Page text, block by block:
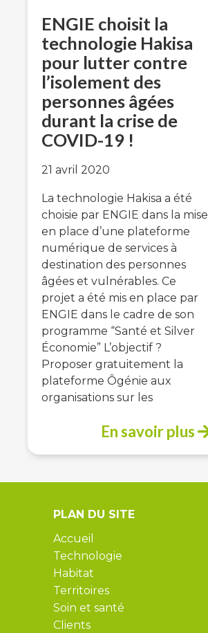
ENGIE choisit la
technologie Hakisa
pour lutter contre
l’isolement des
personnes âgées
durant la crise de
COVID-19 !
21 avril 2020
La technologie Hakisa a été
choisie par ENGIE dans la mise
en place d’une plateforme
numérique de services à
destination des personnes
âgées et vulnérables. Ce
projet a été mis en place par
ENGIE dans le cadre de son
programme “Santé et Silver
Économie” L’objectif ?
Proposer gratuitement la
plateforme Ôgénie aux
organisations sur les
En savoir plus
PLAN DU SITE
Accueil
Technologie
Habitat
Territoires
Soin et santé
Clients